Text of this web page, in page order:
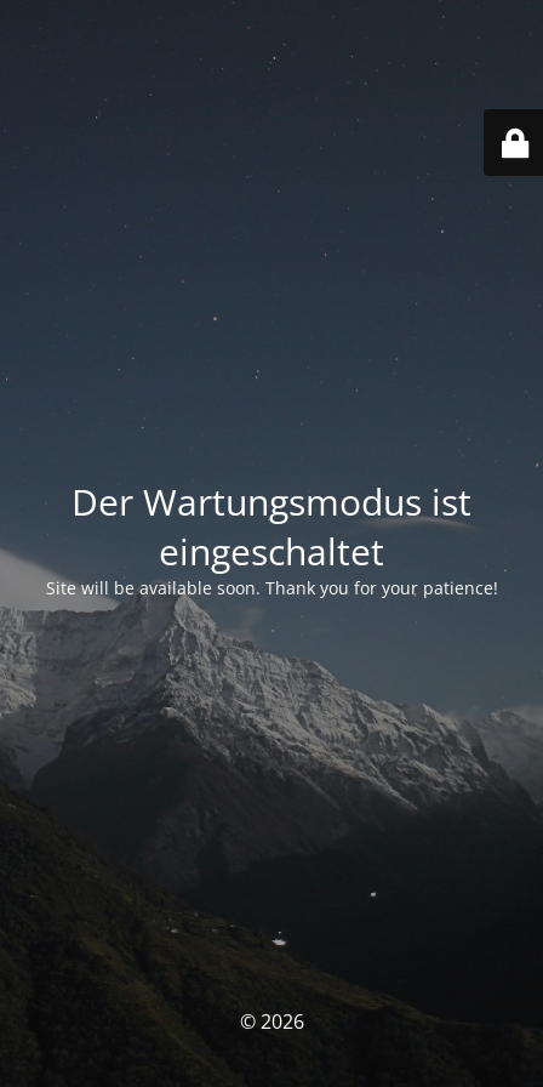
Der Wartungsmodus ist
eingeschaltet
Site will be available soon. Thank you for your patience!
© 2026